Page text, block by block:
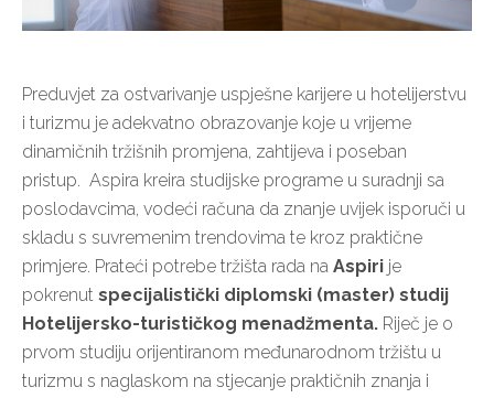
Preduvjet za ostvarivanje uspješne karijere u hotelijerstvu
i turizmu je adekvatno obrazovanje koje u vrijeme
dinamičnih tržišnih promjena, zahtijeva i poseban
pristup. Aspira kreira studijske programe u suradnji sa
poslodavcima, vodeći računa da znanje uvijek isporuči u
skladu s suvremenim trendovima te kroz praktične
primjere. Prateći potrebe tržišta rada na Aspiri je
pokrenut specijalistički diplomski (master) studij
Hotelijersko-turističkog menadžmenta. Riječ je o
prvom studiju orijentiranom međunarodnom tržištu u
turizmu s naglaskom na stjecanje praktičnih znanja i